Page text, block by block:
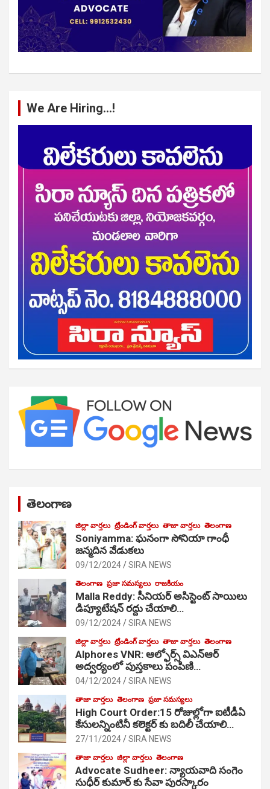
We Are Hiring…!
తెలంగాణ
జిల్లా వార్తలు ట్రేండింగ్ వార్తలు తాజా వార్తలు తెలంగాణ
Soniyamma: ఘ‌నంగా సోనియా గాంధీ
జ‌న్మ‌దిన వేడుక‌లు
09/12/2024 SIRA NEWS
తెలంగాణ ప్రజా సమస్యలు రాజకీయం
Malla Reddy: సీనియర్ అసిస్టెంట్ సాయిలు
డిప్యూటేషన్ రద్దు చేయాలి…
09/12/2024 SIRA NEWS
జిల్లా వార్తలు ట్రేండింగ్ వార్తలు తాజా వార్తలు తెలంగాణ
Alphores VNR: ఆల్ఫోర్స్ విఎన్ఆర్
అద్వర్యంలో పుస్తకాలు పంపిణి…
04/12/2024 SIRA NEWS
తాజా వార్తలు తెలంగాణ ప్రజా సమస్యలు
High Court Order:15 రోజుల్లోగా ఐటీడీఏ
కేసులన్నింటినీ కలెక్టర్ కు బదిలీ చేయాలి…
27/11/2024 SIRA NEWS
తాజా వార్తలు జిల్లా వార్తలు తెలంగాణ
Advocate Sudheer: న్యాయవాది సంగెం
సుధీర్ కుమార్ కు సేవా పురస్కారం